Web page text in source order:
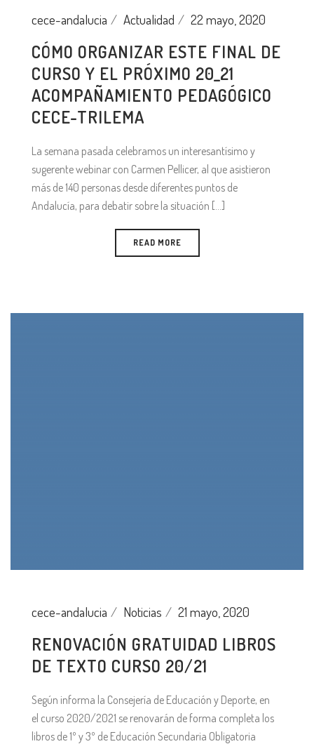
cece-andalucia Actualidad 22 mayo, 2020
CÓMO ORGANIZAR ESTE FINAL DE
CURSO Y EL PRÓXIMO 20_21
ACOMPAÑAMIENTO PEDAGÓGICO
CECE-TRILEMA
La semana pasada celebramos un interesantísimo y
sugerente webinar con Carmen Pellicer, al que asistieron
más de 140 personas desde diferentes puntos de
Andalucía, para debatir sobre la situación [...]
READ MORE
cece-andalucia Noticias 21 mayo, 2020
RENOVACIÓN GRATUIDAD LIBROS
DE TEXTO CURSO 20/21
Según informa la Consejería de Educación y Deporte, en
el curso 2020/2021 se renovarán de forma completa los
libros de 1º y 3º de Educación Secundaria Obligatoria